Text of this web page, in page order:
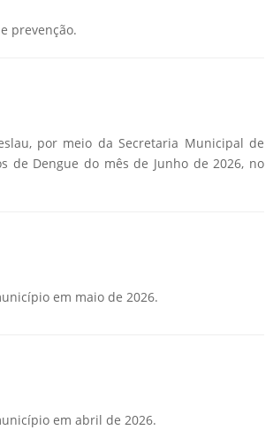
prevenção.
por meio da Secretaria Municipal de
de Dengue do mês de Junho de 2026, no
em maio de 2026.
em abril de 2026.